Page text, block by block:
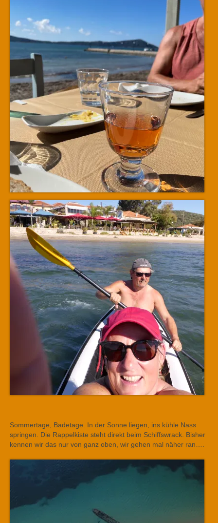
Sommertage, Badetage. In der Sonne liegen, ins kühle Nass
springen. Die Rappelkiste steht direkt beim Schiffswrack. Bisher
kennen wir das nur von ganz oben, wir gehen mal näher ran….